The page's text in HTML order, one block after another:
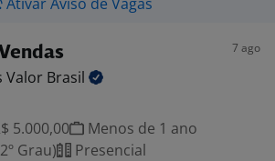
7 ago
Valor Brasil
5.000,00
Menos de 1 ano
Grau)
Presencial